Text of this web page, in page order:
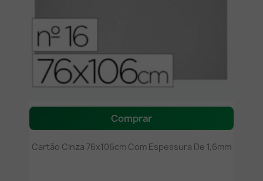
Comprar
Cartão Cinza 76x106cm Com Espessura De 1,6mm